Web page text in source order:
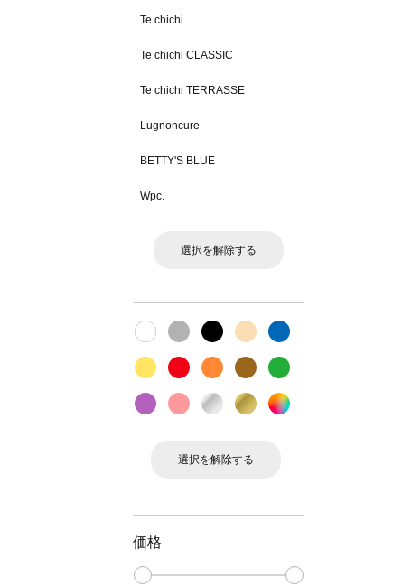
Te chichi
Te chichi CLASSIC
Te chichi TERRASSE
Lugnoncure
BETTY'S BLUE
Wpc.
選択を解除する
選択を解除する
価格